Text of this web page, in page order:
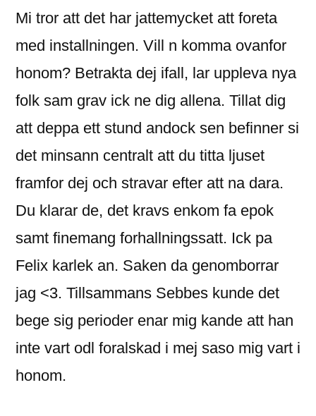
Mi tror att det har jattemycket att foreta
med installningen. Vill n komma ovanfor
honom? Betrakta dej ifall, lar uppleva nya
folk sam grav ick ne dig allena. Tillat dig
att deppa ett stund andock sen befinner si
det minsann centralt att du titta ljuset
framfor dej och stravar efter att na dara.
Du klarar de, det kravs enkom fa epok
samt finemang forhallningssatt. Ick pa
Felix karlek an. Saken da genomborrar
jag <3. Tillsammans Sebbes kunde det
bege sig perioder enar mig kande att han
inte vart odl foralskad i mej saso mig vart i
honom.